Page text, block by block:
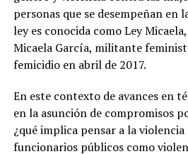
personas que se desempeñan en
ley es conocida como Ley
Micaela García, militante
femicidio en abril de 2017.
En este contexto de avances en
en la asunción de compromisos
¿qué implica pensar a la
funcionarios públicos como